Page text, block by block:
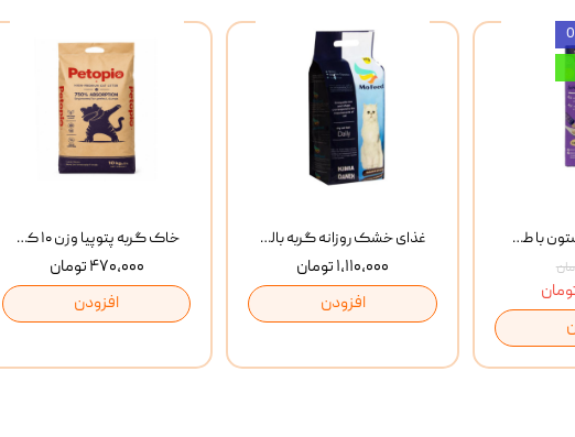
خاک گربه پتوپیا وزن ۱۰ کیلوگرم
۴۷۰,۰۰۰ تومان
افزودن
غذای خشک روزانه گربه بالغ مفید MoFeed Adult Daily Cat Food وزن 2 کیلوگرم
۱,۱۱۰,۰۰۰ تومان
افزودن
بستنی گربه وینستون با طعم مرغ و ماهی Winstone Chicken & Fish بسته 8 عددی